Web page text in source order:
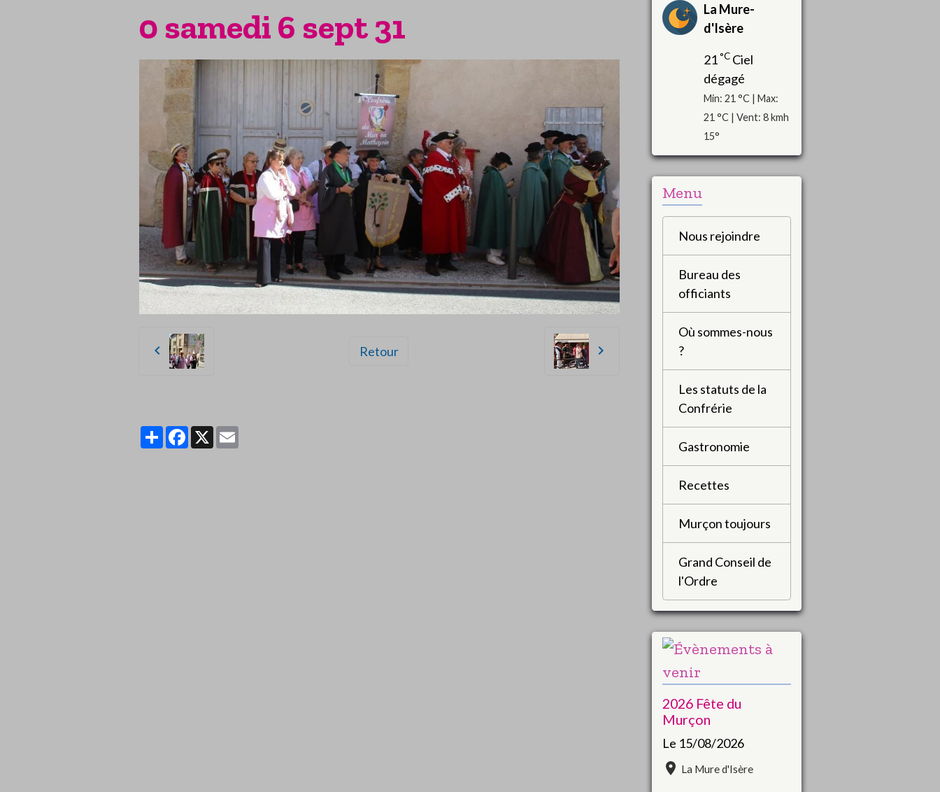
0 samedi 6 sept 31
Retour
PartagerFacebook
X
La Mure-
d'Isère
21 °CCiel
dégagé
Min: 21 °C | Max:
21 °C | Vent: 8 kmh
15°
Menu
Nous rejoindre
Bureau des
officiants
Où sommes-nous
?
Les statuts de la
Confrérie
Gastronomie
Recettes
Murçon toujours
Grand Conseil de
l'Ordre
2026 Fête du
Murçon
Le 15/08/2026
La Mure d'Isère